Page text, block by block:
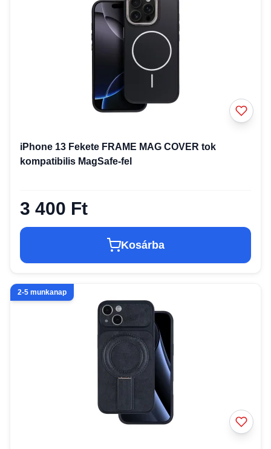
iPhone 13 Fekete FRAME MAG COVER tok
kompatibilis MagSafe-fel
3 400 Ft
Kosárba
2-5 munkanap